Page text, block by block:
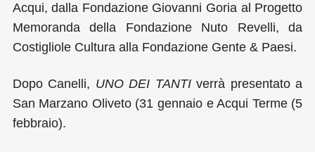
Acqui, dalla Fondazione Giovanni Goria al Progetto
Memoranda della Fondazione Nuto Revelli, da
Costigliole Cultura alla Fondazione Gente & Paesi.
Dopo Canelli, UNO DEI TANTIverrà presentato a
San Marzano Oliveto (31 gennaio e Acqui Terme (5
febbraio).